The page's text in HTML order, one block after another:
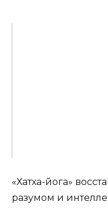
«Хатха-йога»
разумом и